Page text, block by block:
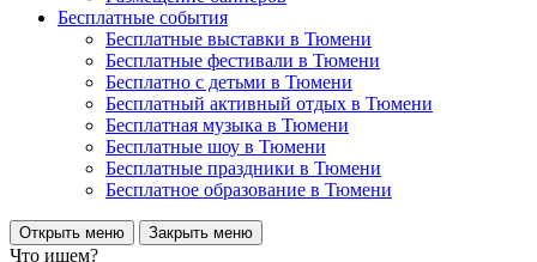
Бесплатные события
Бесплатные выставки в Тюмени
Бесплатные фестивали в Тюмени
Бесплатно с детьми в Тюмени
Бесплатный активный отдых в Тюмени
Бесплатная музыка в Тюмени
Бесплатные шоу в Тюмени
Бесплатные праздники в Тюмени
Бесплатное образование в Тюмени
Открыть меню Закрыть меню
Что ищем?